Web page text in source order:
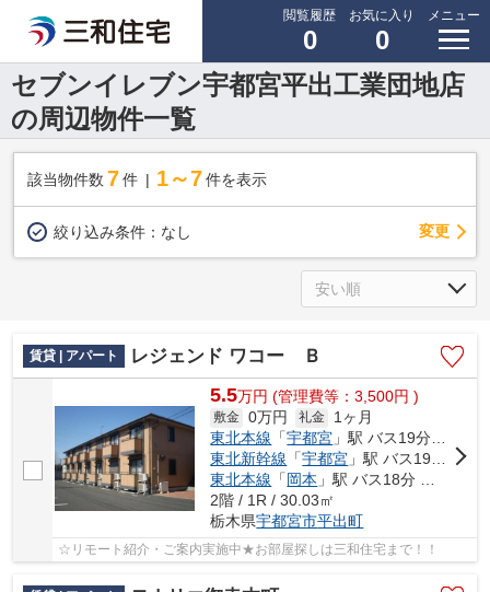
閲覧履歴
0
お気に入り
0
メニュー
セブンイレブン宇都宮平出工業団地店
の周辺物件一覧
該当物件数 7件 1～7 件を表示
絞り込み条件： なし 変更
賃貸 | アパート レジェンド ワコー Ｂ
5.5万円 (管理費等：3,500円 )
敷金 0万円 礼金
1ヶ月
東北本線 「宇都宮 」駅 バス19分 「クボタ前（栃木県）」 停歩11分
東北新幹線 「宇都宮 」駅 バス19分 「クボタ前（栃木県）」 停歩11分
東北本線 「岡本 」駅 バス18分 「クボタ空調前」 停歩11分
2階 / 1R / 30.03㎡
栃木県宇都宮市平出町
☆リモート紹介・ご案内実施中★お部屋探しは三和住宅まで！！